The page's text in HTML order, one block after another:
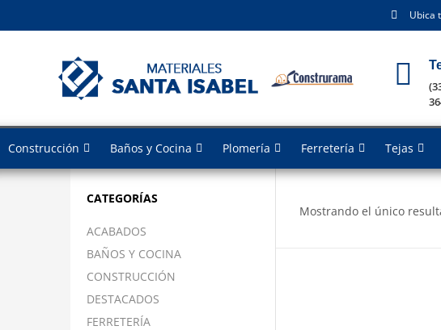
Ubica
Construcción Baños y Cocina Plomería Ferretería Tejas
CATEGORÍAS
ACABADOS
BAÑOS Y COCINA
CONSTRUCCIÓN
DESTACADOS
FERRETERÍA
Mostrando el único